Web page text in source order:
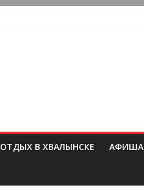
ОТДЫХ В ХВАЛЫНСКЕ АФИША